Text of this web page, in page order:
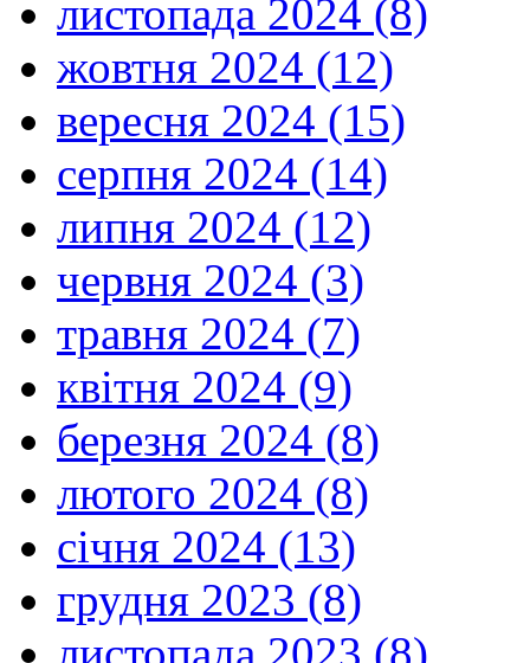
листопада 2024 (8)
жовтня 2024 (12)
вересня 2024 (15)
серпня 2024 (14)
липня 2024 (12)
червня 2024 (3)
травня 2024 (7)
квітня 2024 (9)
березня 2024 (8)
лютого 2024 (8)
січня 2024 (13)
грудня 2023 (8)
листопада 2023 (8)